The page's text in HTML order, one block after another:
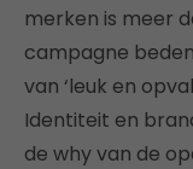
merken is meer
campagne
van ‘leuk en
Identiteit en
de why van de